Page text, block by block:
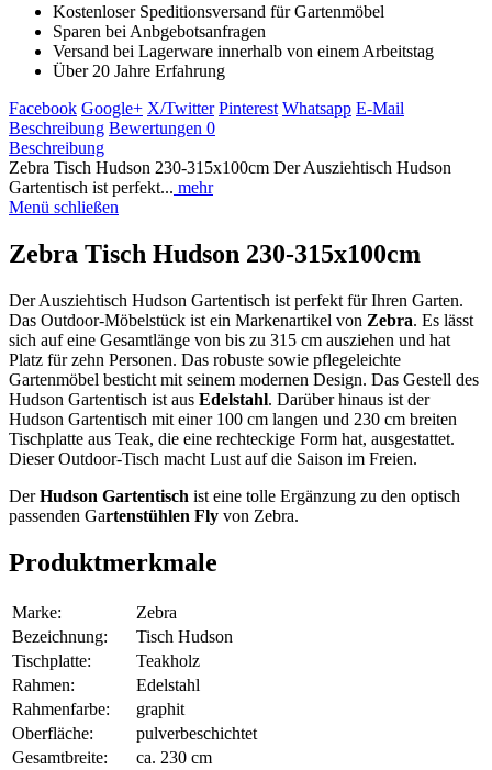
Kostenloser Speditionsversand für Gartenmöbel
Sparen bei Anbgebotsanfragen
Versand bei Lagerware innerhalb von einem Arbeitstag
Über 20 Jahre Erfahrung
Facebook Google+ X/Twitter Pinterest Whatsapp E-Mail
Beschreibung Bewertungen 0
Beschreibung
Zebra Tisch Hudson 230-315x100cm Der Ausziehtisch Hudson
Gartentisch ist perfekt... mehr
Menü schließen
Zebra Tisch Hudson 230-315x100cm
Der Ausziehtisch Hudson Gartentisch ist perfekt für Ihren Garten.
Das Outdoor-Möbelstück ist ein Markenartikel von Zebra. Es lässt
sich auf eine Gesamtlänge von bis zu 315 cm ausziehen und hat
Platz für zehn Personen. Das robuste sowie pflegeleichte
Gartenmöbel besticht mit seinem modernen Design. Das Gestell des
Hudson Gartentisch ist aus Edelstahl. Darüber hinaus ist der
Hudson Gartentisch mit einer 100 cm langen und 230 cm breiten
Tischplatte aus Teak, die eine rechteckige Form hat, ausgestattet.
Dieser Outdoor-Tisch macht Lust auf die Saison im Freien.
DerHudson Gartentisch ist eine tolle Ergänzung zu den optisch
passenden Gartenstühlen Fly von Zebra.
Produktmerkmale
Marke:
Zebra
Bezeichnung:
Tisch Hudson
Tischplatte:
Teakholz
Rahmen:
Edelstahl
Rahmenfarbe:
graphit
Oberfläche:
pulverbeschichtet
Gesamtbreite:
ca. 230 cm